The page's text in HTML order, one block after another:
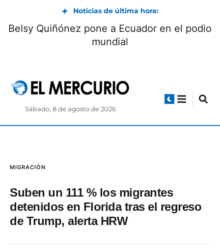
Noticias de última hora:
Belsy Quiñónez pone a Ecuador en el podio
mundial
Sábado, 8 de agosto de 2026
MIGRACIÓN
Suben un 111 % los migrantes
detenidos en Florida tras el regreso
de Trump, alerta HRW